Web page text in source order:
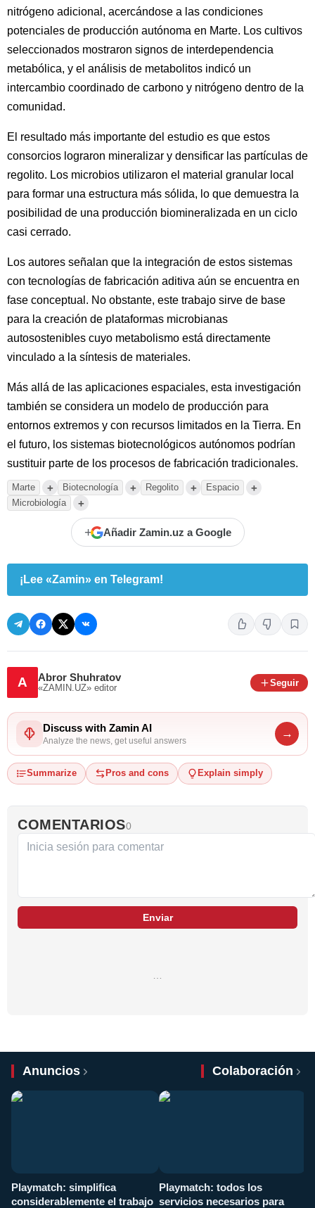
nitrógeno adicional, acercándose a las condiciones
potenciales de producción autónoma en Marte. Los cultivos
seleccionados mostraron signos de interdependencia
metabólica, y el análisis de metabolitos indicó un
intercambio coordinado de carbono y nitrógeno dentro de la
comunidad.
El resultado más importante del estudio es que estos
consorcios lograron mineralizar y densificar las partículas de
regolito. Los microbios utilizaron el material granular local
para formar una estructura más sólida, lo que demuestra la
posibilidad de una producción biomineralizada en un ciclo
casi cerrado.
Los autores señalan que la integración de estos sistemas
con tecnologías de fabricación aditiva aún se encuentra en
fase conceptual. No obstante, este trabajo sirve de base
para la creación de plataformas microbianas
autosostenibles cuyo metabolismo está directamente
vinculado a la síntesis de materiales.
Más allá de las aplicaciones espaciales, esta investigación
también se considera un modelo de producción para
entornos extremos y con recursos limitados en la Tierra. En
el futuro, los sistemas biotecnológicos autónomos podrían
sustituir parte de los procesos de fabricación tradicionales.
Marte + Biotecnología + Regolito + Espacio +
Microbiología +
+ Añadir Zamin.uz a Google
¡Lee «Zamin» en Telegram!
A Abror Shuhratov
«ZAMIN.UZ» editor
Seguir
Discuss with Zamin AI
Analyze the news, get useful answers
→
Summarize Pros and cons Explain simply
COMENTARIOS0
Enviar
…
Anuncios Colaboración
Playmatch: simplifica
considerablemente el trabajo
Playmatch: todos los
servicios necesarios para